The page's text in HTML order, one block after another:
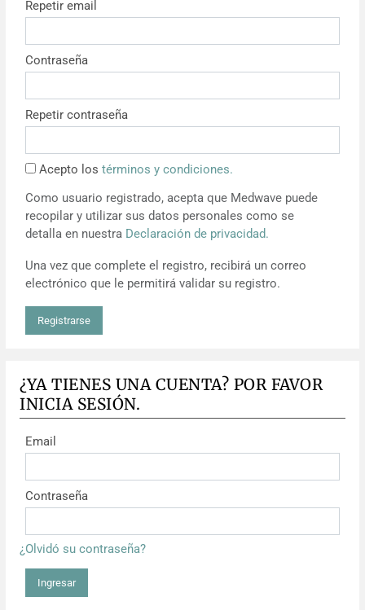
Noticias
Repetir email
Contraseña
Repetir contraseña
Acepto los términos y condiciones.
Como usuario registrado, acepta que Medwave puede
recopilar y utilizar sus datos personales como se
detalla en nuestra Declaración de privacidad.
Una vez que complete el registro, recibirá un correo
electrónico que le permitirá validar su registro.
Registrarse
¿YA TIENES UNA CUENTA? POR FAVOR
INICIA SESIÓN.
Email
Contraseña
¿Olvidó su contraseña?
Ingresar